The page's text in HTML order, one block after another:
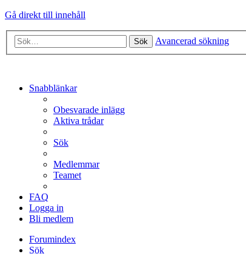
Gå direkt till innehåll
Sök Avancerad sökning
Snabblänkar
Obesvarade inlägg
Aktiva trådar
Sök
Medlemmar
Teamet
FAQ
Logga in
Bli medlem
Forumindex
Sök